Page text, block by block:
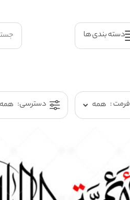
دسته بندی ها
فرمت : دسترسی: